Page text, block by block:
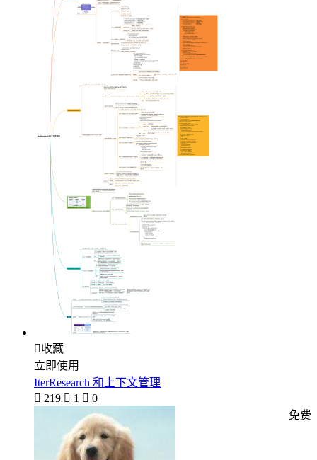
收藏
立即使用
IterResearch 和上下文管理
 219  1  0
免费